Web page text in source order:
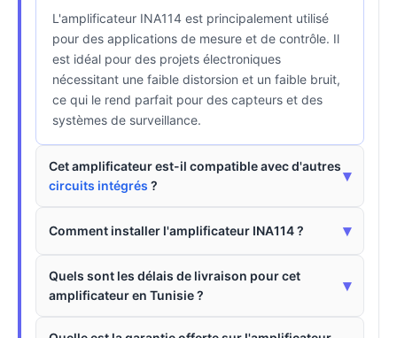
L'amplificateur INA114 est principalement utilisé
pour des applications de mesure et de contrôle. Il
est idéal pour des projets électroniques
nécessitant une faible distorsion et un faible bruit,
ce qui le rend parfait pour des capteurs et des
systèmes de surveillance.
Cet amplificateur est-il compatible avec d'autres
circuits intégrés ?
▾
Comment installer l'amplificateur INA114 ? ▾
Quels sont les délais de livraison pour cet
amplificateur en Tunisie ?
▾